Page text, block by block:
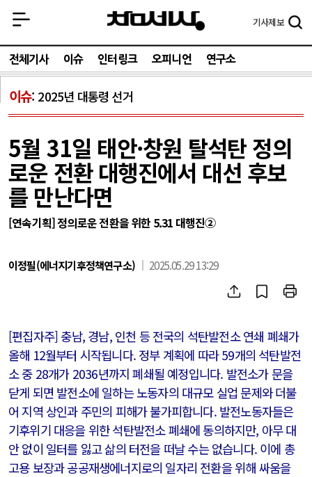
기사제보
전체기사 이슈 인터링크 오피니언 연구소
이슈 2025년 대통령 선거
5월 31일 태안·창원 탈석탄 정의
로운 전환 대행진에서 대선 후보
를 만난다면
[연속기획] 정의로운 전환을 위한 5.31 대행진②
이정필(에너지기후정책연구소) 2025.05.29 13:29
[편집자주] 충남, 경남, 인천 등 전국의 석탄발전소 연쇄 폐쇄가
올해 12월부터 시작됩니다. 정부 계획에 따라 59개의 석탄발전
소 중 28개가 2036년까지 폐쇄될 예정입니다. 발전소가 문을
닫게 되면 발전소에 일하는 노동자의 대규모 실업 문제와 더불
어 지역 상인과 주민의 피해가 불가피합니다. 발전노동자들은
기후위기 대응을 위한 석탄발전소 폐쇄에 동의하지만, 아무 대
안 없이 일터를 잃고 삶의 터전을 떠날 수는 없습니다. 이에 총
고용 보장과 공공재생에너지로의 일자리 전환을 위해 싸움을